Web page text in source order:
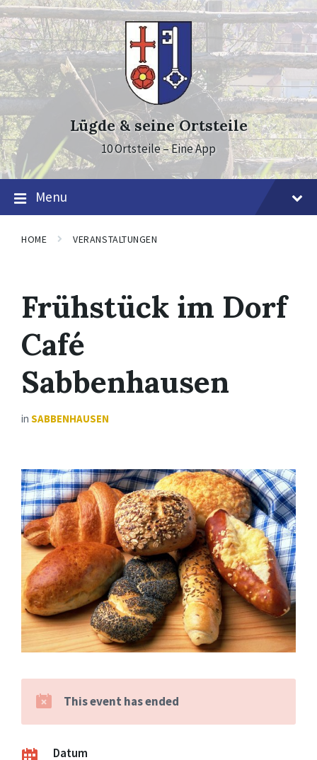
Skip
to
content
Skip
to
main
navigation
Skip
to
footer
Lügde & seine Ortsteile
10 Ortsteile – Eine App
Menu
HOME VERANSTALTUNGEN
Frühstück im Dorf
Café
Sabbenhausen
in SABBENHAUSEN
This event has ended
Datum